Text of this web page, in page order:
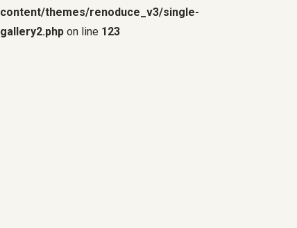
content/themes/renoduce_v3/single-
gallery2.php on line 123